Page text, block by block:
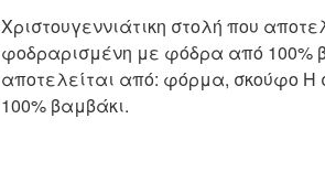
Χριστουγεννιάτικη στολή που
φοδραρισμένη με φόδρα από 100%
αποτελείται από: φόρμα, σκούφο
100% βαμβάκι.